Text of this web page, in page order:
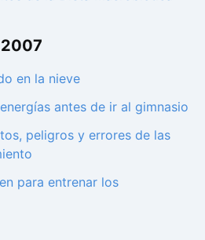
en la nieve
antes de ir al gimnasio
peligros y errores de las
para entrenar los